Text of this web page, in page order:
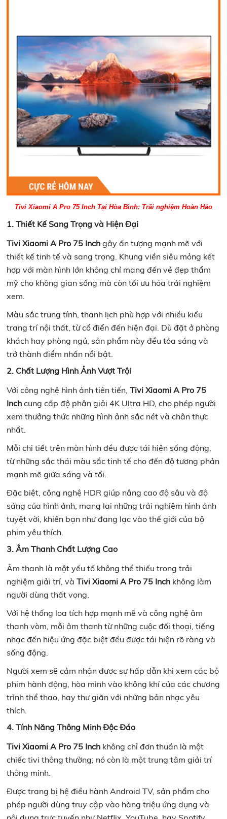
Tivi Xiaomi A Pro 75 Inch Tại Hòa Bình: Trãi nghiệm Hoàn Hảo
1. Thiết Kế Sang Trọng và Hiện Đại
Tivi Xiaomi A Pro 75 Inch gây ấn tượng mạnh mẽ với
thiết kế tinh tế và sang trọng. Khung viền siêu mỏng kết
hợp với màn hình lớn không chỉ mang đến vẻ đẹp thẩm
mỹ cho không gian sống mà còn tối ưu hóa trải nghiệm
xem.
Màu sắc trung tính, thanh lịch phù hợp với nhiều kiểu
trang trí nội thất, từ cổ điển đến hiện đại. Dù đặt ở phòng
khách hay phòng ngủ, sản phẩm này đều tỏa sáng và
trở thành điểm nhấn nổi bật.
2. Chất Lượng Hình Ảnh Vượt Trội
Với công nghệ hình ảnh tiên tiến,Tivi Xiaomi A Pro 75
Inch cung cấp độ phân giải 4K Ultra HD, cho phép người
xem thưởng thức những hình ảnh sắc nét và chân thực
nhất.
Mỗi chi tiết trên màn hình đều được tái hiện sống động,
từ những sắc thái màu sắc tinh tế cho đến độ tương phản
mạnh mẽ giữa sáng và tối.
Đặc biệt, công nghệ HDR giúp nâng cao độ sâu và độ
sáng của hình ảnh, mang lại những trải nghiệm hình ảnh
tuyệt vời, khiến bạn như đang lạc vào thế giới của bộ
phim yêu thích.
3. Âm Thanh Chất Lượng Cao
Âm thanh là một yếu tố không thể thiếu trong trải
nghiệm giải trí, vàTivi Xiaomi A Pro 75 Inch không làm
người dùng thất vọng.
Với hệ thống loa tích hợp mạnh mẽ và công nghệ âm
thanh vòm, mỗi âm thanh từ những cuộc đối thoại, tiếng
nhạc đến hiệu ứng đặc biệt đều được tái hiện rõ ràng và
sống động.
Người xem sẽ cảm nhận được sự hấp dẫn khi xem các bộ
phim hành động, hòa mình vào không khí của các chương
trình thể thao, hay thư giãn với những bản nhạc yêu
thích.
4. Tính Năng Thông Minh Độc Đáo
Tivi Xiaomi A Pro 75 Inch không chỉ đơn thuần là một
chiếc tivi thông thường; nó còn là một trung tâm giải trí
thông minh.
Được trang bị hệ điều hành Android TV, sản phẩm cho
phép người dùng truy cập vào hàng triệu ứng dụng và